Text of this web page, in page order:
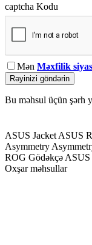
captcha Kodu
Mən Məxfilik
Rəyinizi göndərin
Bu məhsul üçün şərh
ASUS Jacket ASUS
Asymmetry
ROG Gödəkçə ASUS
Oxşar məhsullar